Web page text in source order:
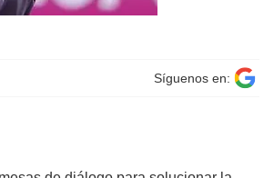
Síguenos en: